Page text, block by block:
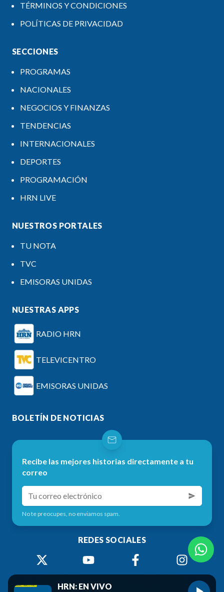
TÉRMINOS Y CONDICIONES
POLÍTICAS DE PRIVACIDAD
SECCIONES
PROGRAMAS
NACIONALES
NEGOCIOS Y FINANZAS
TENDENCIAS
INTERNACIONALES
DEPORTES
PROGRAMACIÓN
HRN LIVE
NUESTROS PORTALES
TU NOTA
TVC
EMISORAS UNIDAS
NUESTRAS APPS
RADIO HRN
TELEVICENTRO
EMISORAS UNIDAS
BOLETÍN DE NOTICIAS
Recibe las mejores historias directamente a tu
correo
No te preocupes, no enviamos spam.
REDES SOCIALES
HRN: EN VIVO